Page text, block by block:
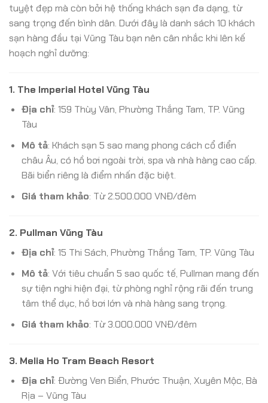
tuyệt đẹp mà còn bởi hệ thống khách sạn đa dạng, từ
sang trọng đến bình dân. Dưới đây là danh sách 10 khách
sạn hàng đầu tại Vũng Tàu bạn nên cân nhắc khi lên kế
hoạch nghỉ dưỡng:
1. The Imperial Hotel Vũng Tàu
Địa chỉ: 159 Thùy Vân, Phường Thắng Tam, TP. Vũng
Tàu
Mô tả: Khách sạn 5 sao mang phong cách cổ điển
châu Âu, có hồ bơi ngoài trời, spa và nhà hàng cao cấp.
Bãi biển riêng là điểm nhấn đặc biệt.
Giá tham khảo: Từ 2.500.000 VNĐ/đêm
2. Pullman Vũng Tàu
Địa chỉ: 15 Thi Sách, Phường Thắng Tam, TP. Vũng Tàu
Mô tả: Với tiêu chuẩn 5 sao quốc tế, Pullman mang đến
sự tiện nghi hiện đại, từ phòng nghỉ rộng rãi đến trung
tâm thể dục, hồ bơi lớn và nhà hàng sang trọng.
Giá tham khảo: Từ 3.000.000 VNĐ/đêm
3. Melia Ho Tram Beach Resort
Địa chỉ: Đường Ven Biển, Phước Thuận, Xuyên Mộc, Bà
Rịa – Vũng Tàu